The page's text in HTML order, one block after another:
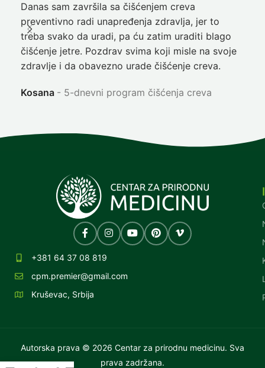
Danas sam završila sa čišćenjem creva
preventivno radi unapređenja zdravlja, jer to
treba svako da uradi, pa ću zatim uraditi blago
čišćenje jetre. Pozdrav svima koji misle na svoje
zdravlje i da obavezno urade čišćenje creva.
Kosana 5-dnevni program čišćenja creva
+381 64 37 08 819
cpm.premier@gmail.com
Kruševac, Srbija
Autorska prava © 2026 Centar za prirodnu medicinu. Sva
prava zadržana.